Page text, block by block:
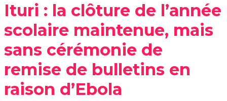
Ituri : la clôture de l’année
scolaire maintenue, mais
sans cérémonie de
remise de bulletins en
raison d’Ebola